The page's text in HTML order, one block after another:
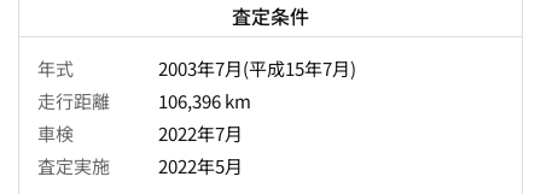
査定条件
年式
2003年7月(平成15年7月)
走行距離
106,396 km
車検
2022年7月
査定実施
2022年5月